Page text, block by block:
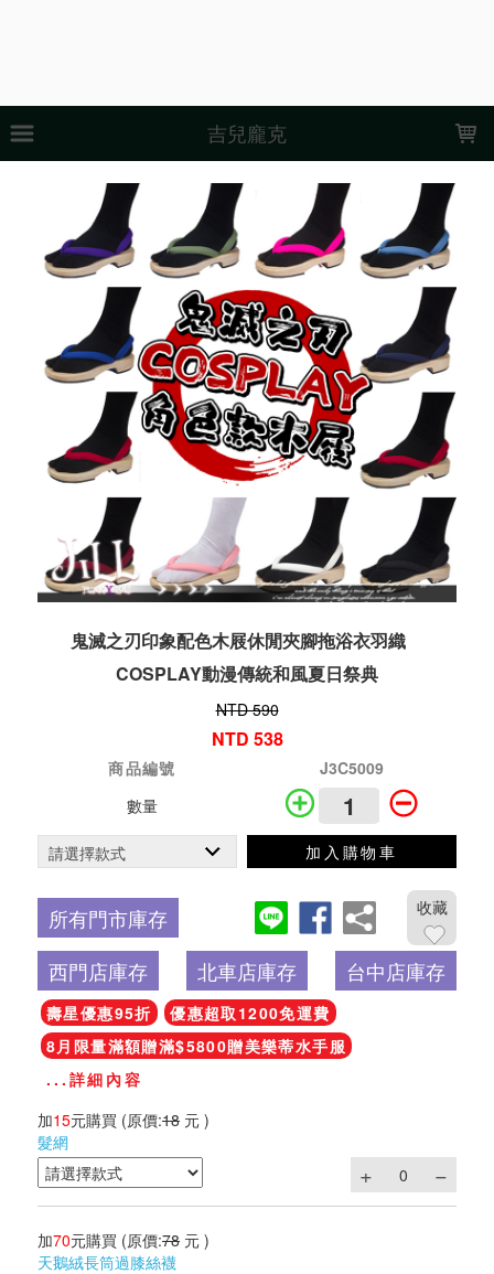
吉兒龐克
鬼滅之刃印象配色木屐休閒夾腳拖浴衣羽織
COSPLAY動漫傳統和風夏日祭典
NTD 590
NTD 538
商品編號
J3C5009
數量
加入購物車
所有門市庫存 收藏
西門店庫存 北車店庫存 台中店庫存
壽星優惠95折
優惠超取1200免運費
8月限量滿額贈滿$5800贈美樂蒂水手服
...詳細內容
加15元購買 (原價:18 元 )
髮網
加70元購買 (原價:78 元 )
天鵝絨長筒過膝絲襪